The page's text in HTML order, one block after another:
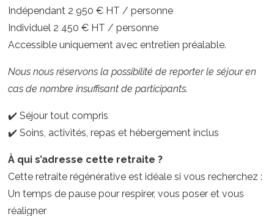
Indépendant 2 950 € HT / personne
Individuel 2 450 € HT / personne
Accessible uniquement avec entretien préalable.
Nous nous réservons la possibilité de reporter le séjour en
cas de nombre insuffisant de participants.
✔️ Séjour tout compris
✔️ Soins, activités, repas et hébergement inclus
À qui s’adresse cette retraite ?
Cette retraite régénérative est idéale si vous recherchez :
Un temps de pause pour respirer, vous poser et vous
réaligner